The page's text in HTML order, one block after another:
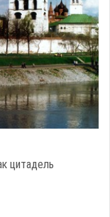
цитадель